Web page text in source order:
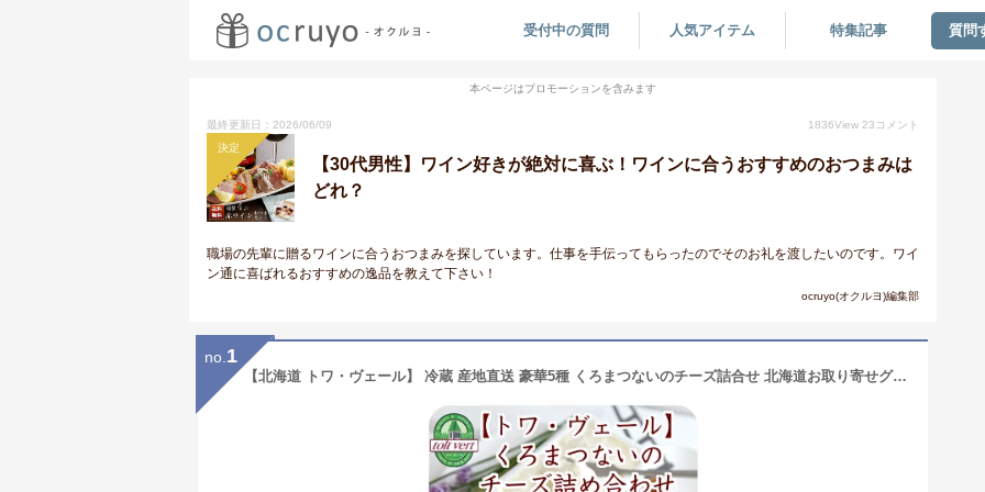
受付中の質問 人気アイテム 特集記事 質問
本ページはプロモーションを含みます
最終更新日：2026/06/09 1836View 23 コメント
決定
【30代男性】ワイン好きが絶対に喜ぶ！ワインに合うおすすめのおつまみは
どれ？
職場の先輩に贈るワインに合うおつまみを探しています。仕事を手伝ってもらったのでそのお礼を渡したいのです。ワイ
ン通に喜ばれるおすすめの逸品を教えて下さい！
ocruyo(オクルヨ)編集部
no. 1
【北海道 トワ・ヴェール】 冷蔵 産地直送 豪華5種 くろまつないのチーズ詰合せ 北海道お取り寄せグルメ 黒松内町産生乳使用 クリームチーズ ゴーダ カマンベール ホワイトブルーチーズ ブルーチーズ 熟成 お中元 お歳暮 ギフト 緑の屋根 人気商品 TV-CT52